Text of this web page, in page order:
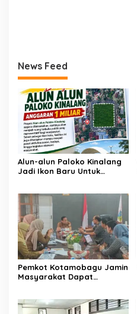
News Feed
Alun-alun Paloko Kinalang
Jadi Ikon Baru Untuk
Pemkot Kotamobagu Jamin
Masyarakat Dapat